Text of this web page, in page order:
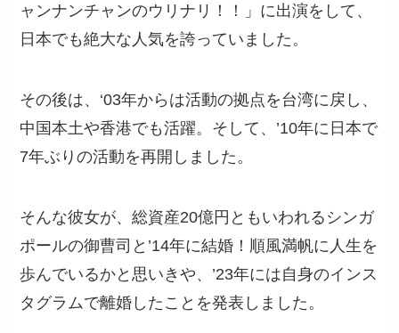
ャンナンチャンのウリナリ！！」に出演をして、
日本でも絶大な人気を誇っていました。
その後は、‘03年からは活動の拠点を台湾に戻し、
中国本土や香港でも活躍。そして、’10年に日本で
7年ぶりの活動を再開しました。
そんな彼女が、総資産20億円ともいわれるシンガ
ポールの御曹司と’14年に結婚！順風満帆に人生を
歩んでいるかと思いきや、’23年には自身のインス
タグラムで離婚したことを発表しました。